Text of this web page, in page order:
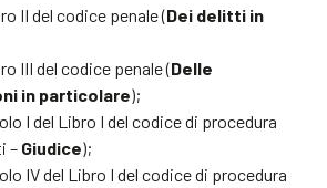
II del codice penale (Dei delitti in
III del codice penale (Delle
in particolare);
I del Libro I del codice di procedura
– Giudice);
IV del Libro I del codice di procedura